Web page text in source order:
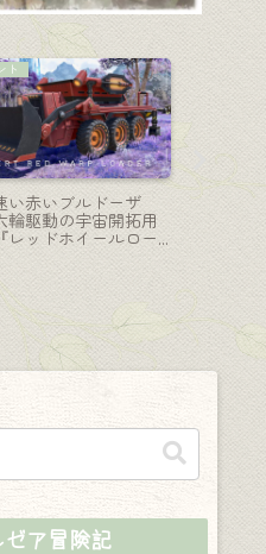
ィネート
プリ】リーパーと竜
貴重な戦国武将陣羽
太・槍士』シリーズ
フェル男子Ver.）
白魔道
ア冒険記